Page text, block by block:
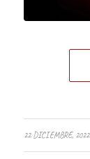
22 DICIEMBRE, 2022